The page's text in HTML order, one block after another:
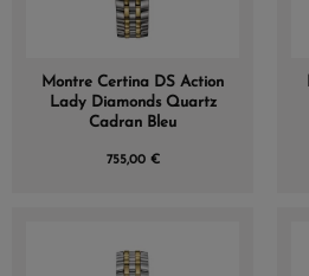
Montre Certina DS Action
Lady Diamonds Quartz
Cadran Bleu
755,00 €